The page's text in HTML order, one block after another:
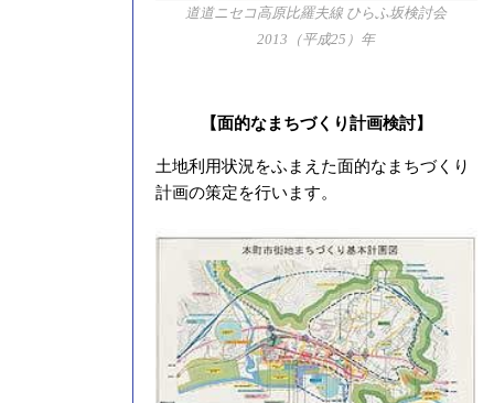
道道ニセコ高原比羅夫線 ひらふ坂検討会
2013（平成25）年
【面的なまちづくり計画検討】
土地利用状況をふまえた面的なまちづくり
計画の策定を行います。